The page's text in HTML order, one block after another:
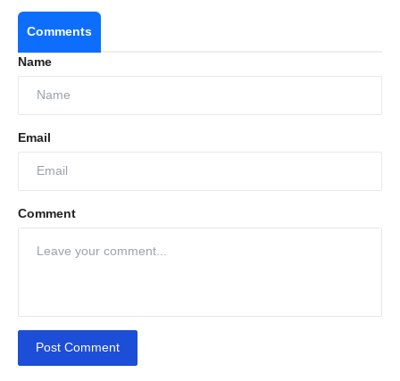
Comments
Name
Email
Comment
Post Comment